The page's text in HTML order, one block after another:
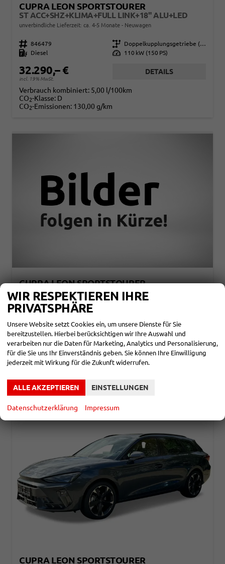
CUPRA LEON SPORTSTOURER
ST ACC+SHZ+KLIMA+FULL LINK+18" ALU+LED
unverbindliche Lieferzeit: ca. 4-5 Monate Neuwagen
Fahrzeugnr. 846479 Getriebe
Doppelkupplungsgetriebe (DSG)
Kraftstoff
Diesel Leistung 110 kW (150 PS)
32.290,– €
incl. 19% MwSt.
DETAILS
Verbrauch kombiniert: 5,00 l/100km
CO2-Klasse: D
CO2-Emissionen: 130,00 g/km
CUPRA LEON SPORTSTOURER
1,5 ETSI DSG 110KW 5 JAHRE MJ27
unverbindliche Lieferzeit: 3 Monate Neuwagen
858052
Automatik
32.590,– €
incl. 19% MwSt.
DETAILS
Verbrauch kombiniert: 5,50 l/100km
CO2 -Emissionen:124,00 g/km
CUPRA LEON SPORTSTOURER
WIR RESPEKTIEREN IHRE
PRIVATSPHÄRE
Unsere Website setzt Cookies ein, um unsere Dienste für Sie
bereitzustellen. Hierbei berücksichtigen wir Ihre Auswahl und
verarbeiten nur die Daten für Marketing, Analytics und Personalisierung,
für die Sie uns Ihr Einverständnis geben. Sie können Ihre Einwilligung
jederzeit mit Wirkung für die Zukunft widerrufen.
ALLE AKZEPTIEREN EINSTELLUNGEN
Datenschutzerklärung Impressum